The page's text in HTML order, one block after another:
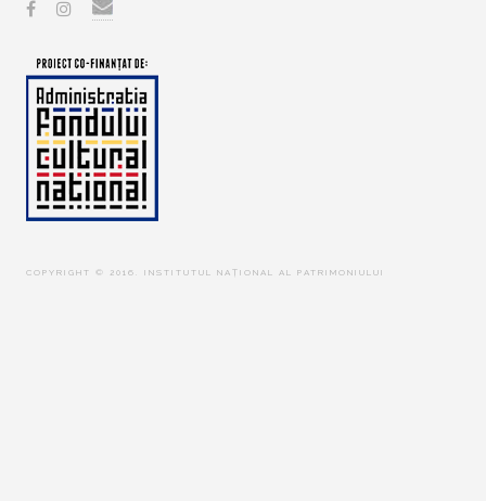
COPYRIGHT © 2016. INSTITUTUL NAȚIONAL AL PATRIMONIULUI